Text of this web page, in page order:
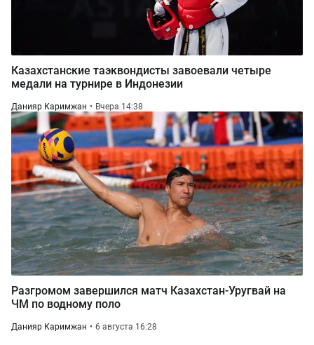
Казахстанские таэквондисты завоевали четыре
медали на турнире в Индонезии
Данияр Каримжан Вчера 14:38
Разгромом завершился матч Казахстан-Уругвай на
ЧМ по водному поло
Данияр Каримжан 6 августа 16:28